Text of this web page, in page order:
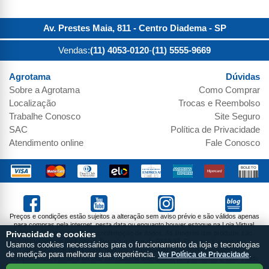
Av. Prestes Maia, 811 - Centro Diadema- SP
Vendas:(11) 4053-0120-(11) 5555-9669
Agrotama
Sobre aAgrotama
Localização
Trabalhe Conosco
SAC
Atendimento online
Dúvidas
Como Comprar
Trocas e Reembolso
Site Seguro
Política de Privacidade
Fale Conosco
Preços e condições estão sujeitos a alteração sem aviso prévio e são válidos apenas
para compras pela internet, nesta data ou enquanto houver estoque na Loja Virtual.
Vendas sujeitas a análise e confirmação de dados. As imagens dos produtos são
meramente ilustrativas. Parcela mínima de R$19,99. Produtos sujeitos a
disponibilidade de estoque. Não nos responsabilizamos pela montagem dos
equipamentos vendidos no site. Em caso de divergência preços no site o valor válido
Privacidade e cookies
Usamos cookies necessários para o funcionamento da loja e tecnologias
de medição para melhorar sua experiência. Ver Política de Privacidade.